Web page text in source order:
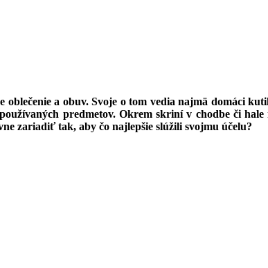
oblečenie a obuv. Svoje o tom vedia najmä domáci
predmetov. Okrem skriní v chodbe či
zariadiť tak, aby čo najlepšie slúžili svojmu účelu?